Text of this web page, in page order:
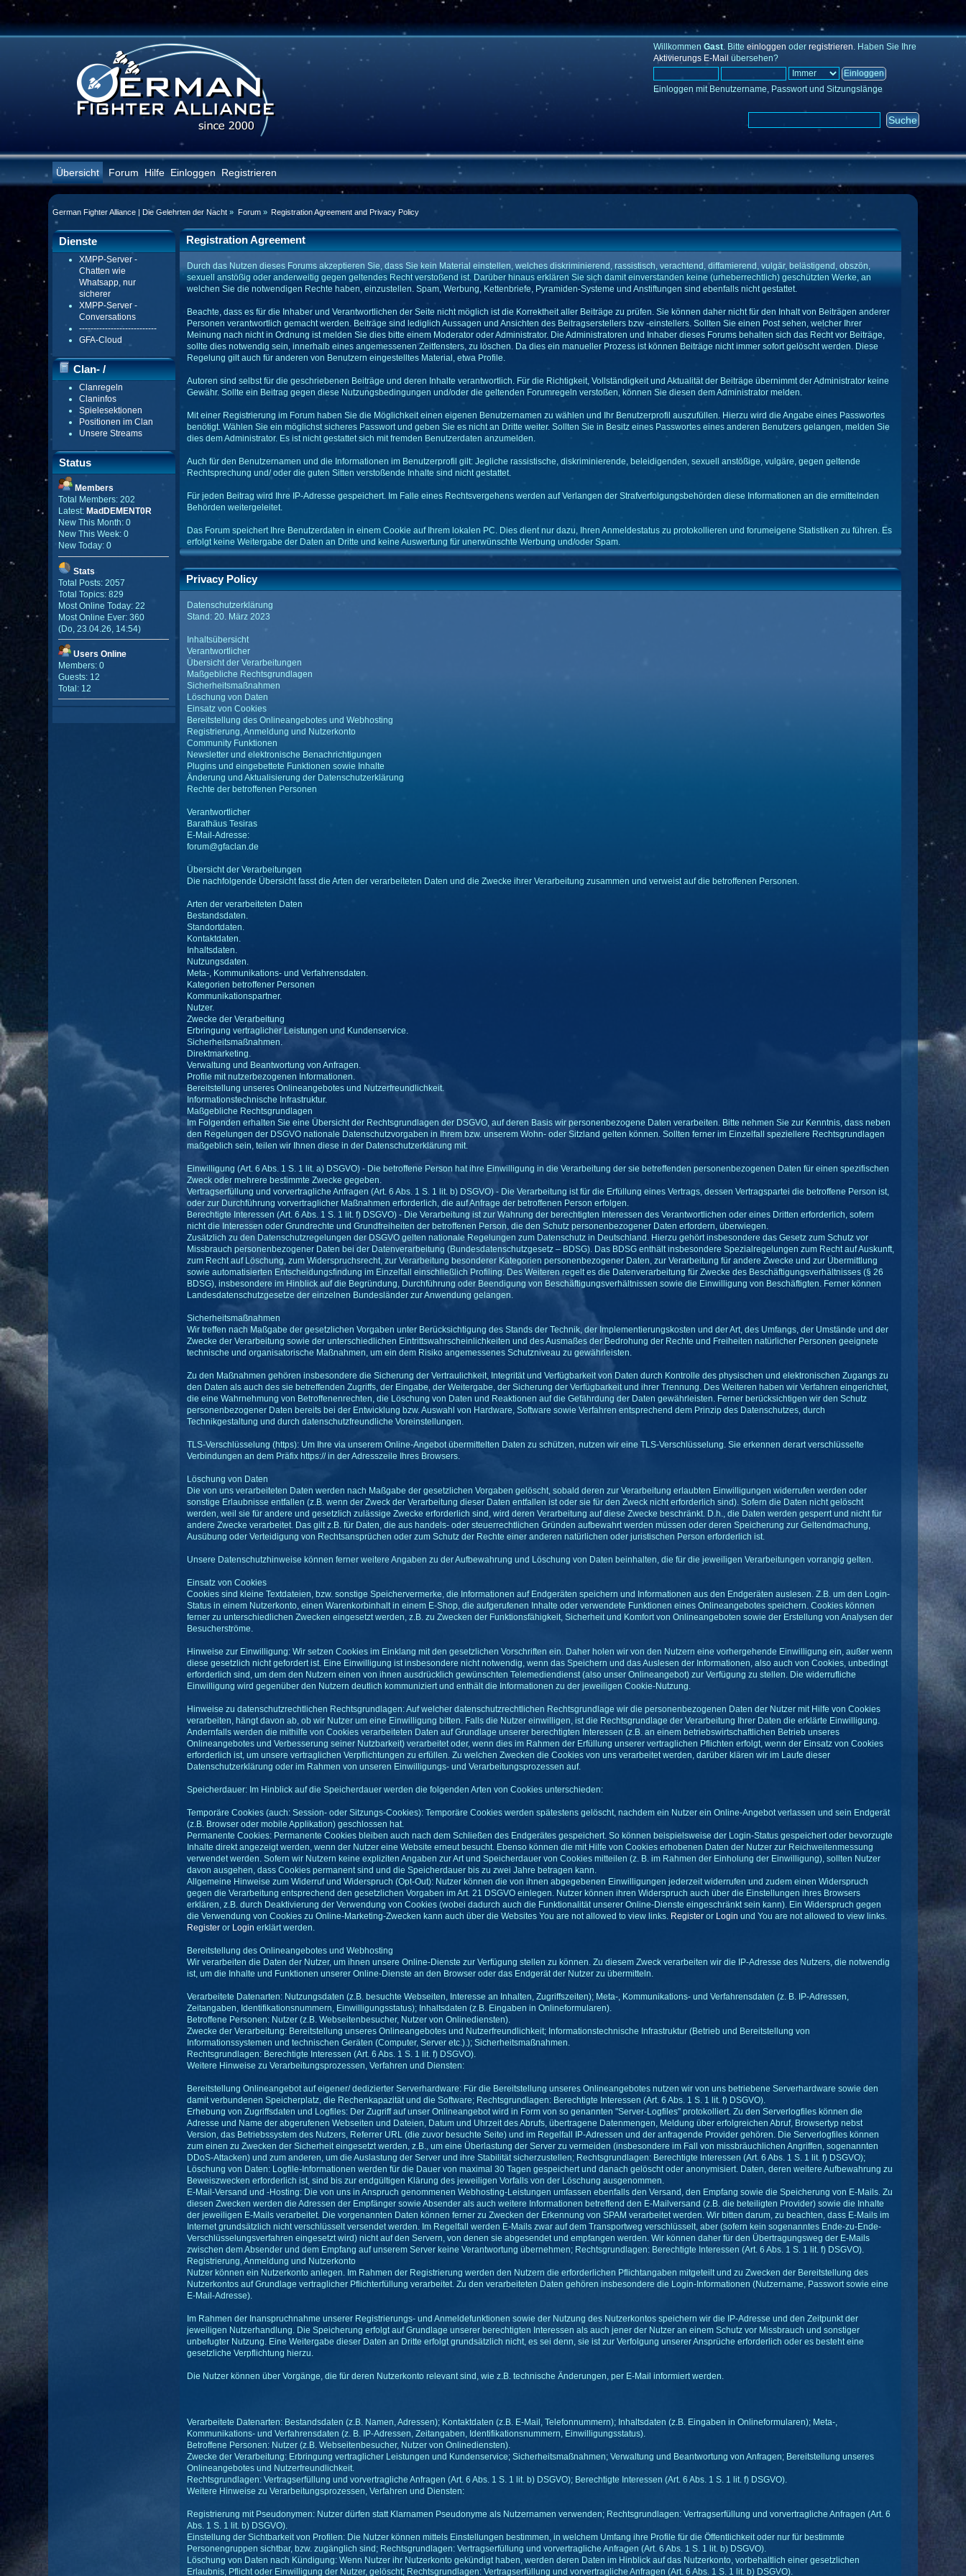
Willkommen Gast. Bitte einloggen oder registrieren. Haben Sie Ihre
Aktivierungs E-Mail übersehen?
Einloggen mit Benutzername, Passwort und Sitzungslänge
Übersicht Forum Hilfe Einloggen Registrieren
German Fighter Alliance | Die Gelehrten der Nacht » Forum» Registration Agreement and Privacy Policy
Dienste
XMPP-Server -
Chatten wie
Whatsapp, nur
sicherer
XMPP-Server -
Conversations
---------------------------
GFA-Cloud
Clan- /
Gildenmenü
Clanregeln
Claninfos
Spielesektionen
Positionen im Clan
Unsere Streams
Status
Members
Total Members: 202
Latest: MadDEMENT0R
New This Month: 0
New This Week: 0
New Today: 0
Stats
Total Posts: 2057
Total Topics: 829
Most Online Today: 22
Most Online Ever: 360
(Do, 23.04.26, 14:54)
Users Online
Members: 0
Guests: 12
Total: 12
Registration Agreement
Durch das Nutzen dieses Forums akzeptieren Sie, dass Sie kein Material einstellen, welches diskriminierend, rassistisch, verachtend, diffamierend, vulgär, belästigend, obszön,
sexuell anstößig oder anderweitig gegen geltendes Recht verstoßend ist. Darüber hinaus erklären Sie sich damit einverstanden keine (urheberrechtlich) geschützten Werke, an
welchen Sie die notwendigen Rechte haben, einzustellen. Spam, Werbung, Kettenbriefe, Pyramiden-Systeme und Anstiftungen sind ebenfalls nicht gestattet.
Beachte, dass es für die Inhaber und Verantwortlichen der Seite nicht möglich ist die Korrektheit aller Beiträge zu prüfen. Sie können daher nicht für den Inhalt von Beiträgen anderer
Personen verantwortlich gemacht werden. Beiträge sind lediglich Aussagen und Ansichten des Beitragserstellers bzw -einstellers. Sollten Sie einen Post sehen, welcher Ihrer
Meinung nach nicht in Ordnung ist melden Sie dies bitte einem Moderator oder Administrator. Die Administratoren und Inhaber dieses Forums behalten sich das Recht vor Beiträge,
sollte dies notwendig sein, innerhalb eines angemessenen Zeitfensters, zu löschen. Da dies ein manueller Prozess ist können Beiträge nicht immer sofort gelöscht werden. Diese
Regelung gilt auch für anderen von Benutzern eingestelltes Material, etwa Profile.
Autoren sind selbst für die geschriebenen Beiträge und deren Inhalte verantwortlich. Für die Richtigkeit, Vollständigkeit und Aktualität der Beiträge übernimmt der Administrator keine
Gewähr. Sollte ein Beitrag gegen diese Nutzungsbedingungen und/oder die geltenden Forumregeln verstoßen, können Sie diesen dem Administrator melden.
Mit einer Registrierung im Forum haben Sie die Möglichkeit einen eigenen Benutzernamen zu wählen und Ihr Benutzerprofil auszufüllen. Hierzu wird die Angabe eines Passwortes
benötigt. Wählen Sie ein möglichst sicheres Passwort und geben Sie es nicht an Dritte weiter. Sollten Sie in Besitz eines Passwortes eines anderen Benutzers gelangen, melden Sie
dies dem Administrator. Es ist nicht gestattet sich mit fremden Benutzerdaten anzumelden.
Auch für den Benutzernamen und die Informationen im Benutzerprofil gilt: Jegliche rassistische, diskriminierende, beleidigenden, sexuell anstößige, vulgäre, gegen geltende
Rechtsprechung und/ oder die guten Sitten verstoßende Inhalte sind nicht gestattet.
Für jeden Beitrag wird Ihre IP-Adresse gespeichert. Im Falle eines Rechtsvergehens werden auf Verlangen der Strafverfolgungsbehörden diese Informationen an die ermittelnden
Behörden weitergeleitet.
Das Forum speichert Ihre Benutzerdaten in einem Cookie auf Ihrem lokalen PC. Dies dient nur dazu, Ihren Anmeldestatus zu protokollieren und forumeigene Statistiken zu führen. Es
erfolgt keine Weitergabe der Daten an Dritte und keine Auswertung für unerwünschte Werbung und/oder Spam.
Privacy Policy
Datenschutzerklärung
Stand: 20. März 2023
Inhaltsübersicht
Verantwortlicher
Übersicht der Verarbeitungen
Maßgebliche Rechtsgrundlagen
Sicherheitsmaßnahmen
Löschung von Daten
Einsatz von Cookies
Bereitstellung des Onlineangebotes und Webhosting
Registrierung, Anmeldung und Nutzerkonto
Community Funktionen
Newsletter und elektronische Benachrichtigungen
Plugins und eingebettete Funktionen sowie Inhalte
Änderung und Aktualisierung der Datenschutzerklärung
Rechte der betroffenen Personen
Verantwortlicher
Barathäus Tesiras
E-Mail-Adresse:
forum@gfaclan.de
Übersicht der Verarbeitungen
Die nachfolgende Übersicht fasst die Arten der verarbeiteten Daten und die Zwecke ihrer Verarbeitung zusammen und verweist auf die betroffenen Personen.
Arten der verarbeiteten Daten
Bestandsdaten.
Standortdaten.
Kontaktdaten.
Inhaltsdaten.
Nutzungsdaten.
Meta-, Kommunikations- und Verfahrensdaten.
Kategorien betroffener Personen
Kommunikationspartner.
Nutzer.
Zwecke der Verarbeitung
Erbringung vertraglicher Leistungen und Kundenservice.
Sicherheitsmaßnahmen.
Direktmarketing.
Verwaltung und Beantwortung von Anfragen.
Profile mit nutzerbezogenen Informationen.
Bereitstellung unseres Onlineangebotes und Nutzerfreundlichkeit.
Informationstechnische Infrastruktur.
Maßgebliche Rechtsgrundlagen
Im Folgenden erhalten Sie eine Übersicht der Rechtsgrundlagen der DSGVO, auf deren Basis wir personenbezogene Daten verarbeiten. Bitte nehmen Sie zur Kenntnis, dass neben
den Regelungen der DSGVO nationale Datenschutzvorgaben in Ihrem bzw. unserem Wohn- oder Sitzland gelten können. Sollten ferner im Einzelfall speziellere Rechtsgrundlagen
maßgeblich sein, teilen wir Ihnen diese in der Datenschutzerklärung mit.
Einwilligung (Art. 6 Abs. 1 S. 1 lit. a) DSGVO) - Die betroffene Person hat ihre Einwilligung in die Verarbeitung der sie betreffenden personenbezogenen Daten für einen spezifischen
Zweck oder mehrere bestimmte Zwecke gegeben.
Vertragserfüllung und vorvertragliche Anfragen (Art. 6 Abs. 1 S. 1 lit. b) DSGVO) - Die Verarbeitung ist für die Erfüllung eines Vertrags, dessen Vertragspartei die betroffene Person ist,
oder zur Durchführung vorvertraglicher Maßnahmen erforderlich, die auf Anfrage der betroffenen Person erfolgen.
Berechtigte Interessen (Art. 6 Abs. 1 S. 1 lit. f) DSGVO) - Die Verarbeitung ist zur Wahrung der berechtigten Interessen des Verantwortlichen oder eines Dritten erforderlich, sofern
nicht die Interessen oder Grundrechte und Grundfreiheiten der betroffenen Person, die den Schutz personenbezogener Daten erfordern, überwiegen.
Zusätzlich zu den Datenschutzregelungen der DSGVO gelten nationale Regelungen zum Datenschutz in Deutschland. Hierzu gehört insbesondere das Gesetz zum Schutz vor
Missbrauch personenbezogener Daten bei der Datenverarbeitung (Bundesdatenschutzgesetz – BDSG). Das BDSG enthält insbesondere Spezialregelungen zum Recht auf Auskunft,
zum Recht auf Löschung, zum Widerspruchsrecht, zur Verarbeitung besonderer Kategorien personenbezogener Daten, zur Verarbeitung für andere Zwecke und zur Übermittlung
sowie automatisierten Entscheidungsfindung im Einzelfall einschließlich Profiling. Des Weiteren regelt es die Datenverarbeitung für Zwecke des Beschäftigungsverhältnisses (§ 26
BDSG), insbesondere im Hinblick auf die Begründung, Durchführung oder Beendigung von Beschäftigungsverhältnissen sowie die Einwilligung von Beschäftigten. Ferner können
Landesdatenschutzgesetze der einzelnen Bundesländer zur Anwendung gelangen.
Sicherheitsmaßnahmen
Wir treffen nach Maßgabe der gesetzlichen Vorgaben unter Berücksichtigung des Stands der Technik, der Implementierungskosten und der Art, des Umfangs, der Umstände und der
Zwecke der Verarbeitung sowie der unterschiedlichen Eintrittswahrscheinlichkeiten und des Ausmaßes der Bedrohung der Rechte und Freiheiten natürlicher Personen geeignete
technische und organisatorische Maßnahmen, um ein dem Risiko angemessenes Schutzniveau zu gewährleisten.
Zu den Maßnahmen gehören insbesondere die Sicherung der Vertraulichkeit, Integrität und Verfügbarkeit von Daten durch Kontrolle des physischen und elektronischen Zugangs zu
den Daten als auch des sie betreffenden Zugriffs, der Eingabe, der Weitergabe, der Sicherung der Verfügbarkeit und ihrer Trennung. Des Weiteren haben wir Verfahren eingerichtet,
die eine Wahrnehmung von Betroffenenrechten, die Löschung von Daten und Reaktionen auf die Gefährdung der Daten gewährleisten. Ferner berücksichtigen wir den Schutz
personenbezogener Daten bereits bei der Entwicklung bzw. Auswahl von Hardware, Software sowie Verfahren entsprechend dem Prinzip des Datenschutzes, durch
Technikgestaltung und durch datenschutzfreundliche Voreinstellungen.
TLS-Verschlüsselung (https): Um Ihre via unserem Online-Angebot übermittelten Daten zu schützen, nutzen wir eine TLS-Verschlüsselung. Sie erkennen derart verschlüsselte
Verbindungen an dem Präfix https:// in der Adresszeile Ihres Browsers.
Löschung von Daten
Die von uns verarbeiteten Daten werden nach Maßgabe der gesetzlichen Vorgaben gelöscht, sobald deren zur Verarbeitung erlaubten Einwilligungen widerrufen werden oder
sonstige Erlaubnisse entfallen (z.B. wenn der Zweck der Verarbeitung dieser Daten entfallen ist oder sie für den Zweck nicht erforderlich sind). Sofern die Daten nicht gelöscht
werden, weil sie für andere und gesetzlich zulässige Zwecke erforderlich sind, wird deren Verarbeitung auf diese Zwecke beschränkt. D.h., die Daten werden gesperrt und nicht für
andere Zwecke verarbeitet. Das gilt z.B. für Daten, die aus handels- oder steuerrechtlichen Gründen aufbewahrt werden müssen oder deren Speicherung zur Geltendmachung,
Ausübung oder Verteidigung von Rechtsansprüchen oder zum Schutz der Rechte einer anderen natürlichen oder juristischen Person erforderlich ist.
Unsere Datenschutzhinweise können ferner weitere Angaben zu der Aufbewahrung und Löschung von Daten beinhalten, die für die jeweiligen Verarbeitungen vorrangig gelten.
Einsatz von Cookies
Cookies sind kleine Textdateien, bzw. sonstige Speichervermerke, die Informationen auf Endgeräten speichern und Informationen aus den Endgeräten auslesen. Z.B. um den Login-
Status in einem Nutzerkonto, einen Warenkorbinhalt in einem E-Shop, die aufgerufenen Inhalte oder verwendete Funktionen eines Onlineangebotes speichern. Cookies können
ferner zu unterschiedlichen Zwecken eingesetzt werden, z.B. zu Zwecken der Funktionsfähigkeit, Sicherheit und Komfort von Onlineangeboten sowie der Erstellung von Analysen der
Besucherströme.
Hinweise zur Einwilligung: Wir setzen Cookies im Einklang mit den gesetzlichen Vorschriften ein. Daher holen wir von den Nutzern eine vorhergehende Einwilligung ein, außer wenn
diese gesetzlich nicht gefordert ist. Eine Einwilligung ist insbesondere nicht notwendig, wenn das Speichern und das Auslesen der Informationen, also auch von Cookies, unbedingt
erforderlich sind, um dem den Nutzern einen von ihnen ausdrücklich gewünschten Telemediendienst (also unser Onlineangebot) zur Verfügung zu stellen. Die widerrufliche
Einwilligung wird gegenüber den Nutzern deutlich kommuniziert und enthält die Informationen zu der jeweiligen Cookie-Nutzung.
Hinweise zu datenschutzrechtlichen Rechtsgrundlagen: Auf welcher datenschutzrechtlichen Rechtsgrundlage wir die personenbezogenen Daten der Nutzer mit Hilfe von Cookies
verarbeiten, hängt davon ab, ob wir Nutzer um eine Einwilligung bitten. Falls die Nutzer einwilligen, ist die Rechtsgrundlage der Verarbeitung Ihrer Daten die erklärte Einwilligung.
Andernfalls werden die mithilfe von Cookies verarbeiteten Daten auf Grundlage unserer berechtigten Interessen (z.B. an einem betriebswirtschaftlichen Betrieb unseres
Onlineangebotes und Verbesserung seiner Nutzbarkeit) verarbeitet oder, wenn dies im Rahmen der Erfüllung unserer vertraglichen Pflichten erfolgt, wenn der Einsatz von Cookies
erforderlich ist, um unsere vertraglichen Verpflichtungen zu erfüllen. Zu welchen Zwecken die Cookies von uns verarbeitet werden, darüber klären wir im Laufe dieser
Datenschutzerklärung oder im Rahmen von unseren Einwilligungs- und Verarbeitungsprozessen auf.
Speicherdauer: Im Hinblick auf die Speicherdauer werden die folgenden Arten von Cookies unterschieden:
Temporäre Cookies (auch: Session- oder Sitzungs-Cookies): Temporäre Cookies werden spätestens gelöscht, nachdem ein Nutzer ein Online-Angebot verlassen und sein Endgerät
(z.B. Browser oder mobile Applikation) geschlossen hat.
Permanente Cookies: Permanente Cookies bleiben auch nach dem Schließen des Endgerätes gespeichert. So können beispielsweise der Login-Status gespeichert oder bevorzugte
Inhalte direkt angezeigt werden, wenn der Nutzer eine Website erneut besucht. Ebenso können die mit Hilfe von Cookies erhobenen Daten der Nutzer zur Reichweitenmessung
verwendet werden. Sofern wir Nutzern keine expliziten Angaben zur Art und Speicherdauer von Cookies mitteilen (z. B. im Rahmen der Einholung der Einwilligung), sollten Nutzer
davon ausgehen, dass Cookies permanent sind und die Speicherdauer bis zu zwei Jahre betragen kann.
Allgemeine Hinweise zum Widerruf und Widerspruch (Opt-Out): Nutzer können die von ihnen abgegebenen Einwilligungen jederzeit widerrufen und zudem einen Widerspruch
gegen die Verarbeitung entsprechend den gesetzlichen Vorgaben im Art. 21 DSGVO einlegen. Nutzer können ihren Widerspruch auch über die Einstellungen ihres Browsers
erklären, z.B. durch Deaktivierung der Verwendung von Cookies (wobei dadurch auch die Funktionalität unserer Online-Dienste eingeschränkt sein kann). Ein Widerspruch gegen
die Verwendung von Cookies zu Online-Marketing-Zwecken kann auch über die Websites You are not allowed to view links. Registeror Login und You are not allowed to view links.
Registeror Login erklärt werden.
Bereitstellung des Onlineangebotes und Webhosting
Wir verarbeiten die Daten der Nutzer, um ihnen unsere Online-Dienste zur Verfügung stellen zu können. Zu diesem Zweck verarbeiten wir die IP-Adresse des Nutzers, die notwendig
ist, um die Inhalte und Funktionen unserer Online-Dienste an den Browser oder das Endgerät der Nutzer zu übermitteln.
Verarbeitete Datenarten: Nutzungsdaten (z.B. besuchte Webseiten, Interesse an Inhalten, Zugriffszeiten); Meta-, Kommunikations- und Verfahrensdaten (z. B. IP-Adressen,
Zeitangaben, Identifikationsnummern, Einwilligungsstatus); Inhaltsdaten (z.B. Eingaben in Onlineformularen).
Betroffene Personen: Nutzer (z.B. Webseitenbesucher, Nutzer von Onlinediensten).
Zwecke der Verarbeitung: Bereitstellung unseres Onlineangebotes und Nutzerfreundlichkeit; Informationstechnische Infrastruktur (Betrieb und Bereitstellung von
Informationssystemen und technischen Geräten (Computer, Server etc.).); Sicherheitsmaßnahmen.
Rechtsgrundlagen: Berechtigte Interessen (Art. 6 Abs. 1 S. 1 lit. f) DSGVO).
Weitere Hinweise zu Verarbeitungsprozessen, Verfahren und Diensten:
Bereitstellung Onlineangebot auf eigener/ dedizierter Serverhardware: Für die Bereitstellung unseres Onlineangebotes nutzen wir von uns betriebene Serverhardware sowie den
damit verbundenen Speicherplatz, die Rechenkapazität und die Software; Rechtsgrundlagen: Berechtigte Interessen (Art. 6 Abs. 1 S. 1 lit. f) DSGVO).
Erhebung von Zugriffsdaten und Logfiles: Der Zugriff auf unser Onlineangebot wird in Form von so genannten "Server-Logfiles" protokolliert. Zu den Serverlogfiles können die
Adresse und Name der abgerufenen Webseiten und Dateien, Datum und Uhrzeit des Abrufs, übertragene Datenmengen, Meldung über erfolgreichen Abruf, Browsertyp nebst
Version, das Betriebssystem des Nutzers, Referrer URL (die zuvor besuchte Seite) und im Regelfall IP-Adressen und der anfragende Provider gehören. Die Serverlogfiles können
zum einen zu Zwecken der Sicherheit eingesetzt werden, z.B., um eine Überlastung der Server zu vermeiden (insbesondere im Fall von missbräuchlichen Angriffen, sogenannten
DDoS-Attacken) und zum anderen, um die Auslastung der Server und ihre Stabilität sicherzustellen; Rechtsgrundlagen: Berechtigte Interessen (Art. 6 Abs. 1 S. 1 lit. f) DSGVO);
Löschung von Daten: Logfile-Informationen werden für die Dauer von maximal 30 Tagen gespeichert und danach gelöscht oder anonymisiert. Daten, deren weitere Aufbewahrung zu
Beweiszwecken erforderlich ist, sind bis zur endgültigen Klärung des jeweiligen Vorfalls von der Löschung ausgenommen.
E-Mail-Versand und -Hosting: Die von uns in Anspruch genommenen Webhosting-Leistungen umfassen ebenfalls den Versand, den Empfang sowie die Speicherung von E-Mails. Zu
diesen Zwecken werden die Adressen der Empfänger sowie Absender als auch weitere Informationen betreffend den E-Mailversand (z.B. die beteiligten Provider) sowie die Inhalte
der jeweiligen E-Mails verarbeitet. Die vorgenannten Daten können ferner zu Zwecken der Erkennung von SPAM verarbeitet werden. Wir bitten darum, zu beachten, dass E-Mails im
Internet grundsätzlich nicht verschlüsselt versendet werden. Im Regelfall werden E-Mails zwar auf dem Transportweg verschlüsselt, aber (sofern kein sogenanntes Ende-zu-Ende-
Verschlüsselungsverfahren eingesetzt wird) nicht auf den Servern, von denen sie abgesendet und empfangen werden. Wir können daher für den Übertragungsweg der E-Mails
zwischen dem Absender und dem Empfang auf unserem Server keine Verantwortung übernehmen; Rechtsgrundlagen: Berechtigte Interessen (Art. 6 Abs. 1 S. 1 lit. f) DSGVO).
Registrierung, Anmeldung und Nutzerkonto
Nutzer können ein Nutzerkonto anlegen. Im Rahmen der Registrierung werden den Nutzern die erforderlichen Pflichtangaben mitgeteilt und zu Zwecken der Bereitstellung des
Nutzerkontos auf Grundlage vertraglicher Pflichterfüllung verarbeitet. Zu den verarbeiteten Daten gehören insbesondere die Login-Informationen (Nutzername, Passwort sowie eine
E-Mail-Adresse).
Im Rahmen der Inanspruchnahme unserer Registrierungs- und Anmeldefunktionen sowie der Nutzung des Nutzerkontos speichern wir die IP-Adresse und den Zeitpunkt der
jeweiligen Nutzerhandlung. Die Speicherung erfolgt auf Grundlage unserer berechtigten Interessen als auch jener der Nutzer an einem Schutz vor Missbrauch und sonstiger
unbefugter Nutzung. Eine Weitergabe dieser Daten an Dritte erfolgt grundsätzlich nicht, es sei denn, sie ist zur Verfolgung unserer Ansprüche erforderlich oder es besteht eine
gesetzliche Verpflichtung hierzu.
Die Nutzer können über Vorgänge, die für deren Nutzerkonto relevant sind, wie z.B. technische Änderungen, per E-Mail informiert werden.
Verarbeitete Datenarten: Bestandsdaten (z.B. Namen, Adressen); Kontaktdaten (z.B. E-Mail, Telefonnummern); Inhaltsdaten (z.B. Eingaben in Onlineformularen); Meta-,
Kommunikations- und Verfahrensdaten (z. B. IP-Adressen, Zeitangaben, Identifikationsnummern, Einwilligungsstatus).
Betroffene Personen: Nutzer (z.B. Webseitenbesucher, Nutzer von Onlinediensten).
Zwecke der Verarbeitung: Erbringung vertraglicher Leistungen und Kundenservice; Sicherheitsmaßnahmen; Verwaltung und Beantwortung von Anfragen; Bereitstellung unseres
Onlineangebotes und Nutzerfreundlichkeit.
Rechtsgrundlagen: Vertragserfüllung und vorvertragliche Anfragen (Art. 6 Abs. 1 S. 1 lit. b) DSGVO); Berechtigte Interessen (Art. 6 Abs. 1 S. 1 lit. f) DSGVO).
Weitere Hinweise zu Verarbeitungsprozessen, Verfahren und Diensten:
Registrierung mit Pseudonymen: Nutzer dürfen statt Klarnamen Pseudonyme als Nutzernamen verwenden; Rechtsgrundlagen: Vertragserfüllung und vorvertragliche Anfragen (Art. 6
Abs. 1 S. 1 lit. b) DSGVO).
Einstellung der Sichtbarkeit von Profilen: Die Nutzer können mittels Einstellungen bestimmen, in welchem Umfang ihre Profile für die Öffentlichkeit oder nur für bestimmte
Personengruppen sichtbar, bzw. zugänglich sind; Rechtsgrundlagen: Vertragserfüllung und vorvertragliche Anfragen (Art. 6 Abs. 1 S. 1 lit. b) DSGVO).
Löschung von Daten nach Kündigung: Wenn Nutzer ihr Nutzerkonto gekündigt haben, werden deren Daten im Hinblick auf das Nutzerkonto, vorbehaltlich einer gesetzlichen
Erlaubnis, Pflicht oder Einwilligung der Nutzer, gelöscht; Rechtsgrundlagen: Vertragserfüllung und vorvertragliche Anfragen (Art. 6 Abs. 1 S. 1 lit. b) DSGVO).